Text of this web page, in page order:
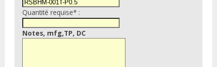
Quantité requise* :
Notes, mfg,TP, DC